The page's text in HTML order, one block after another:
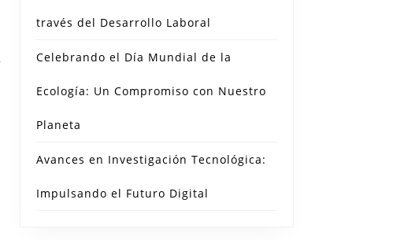
través del Desarrollo Laboral
Celebrando el Día Mundial de la
Ecología: Un Compromiso con Nuestro
Planeta
Avances en Investigación Tecnológica:
Impulsando el Futuro Digital